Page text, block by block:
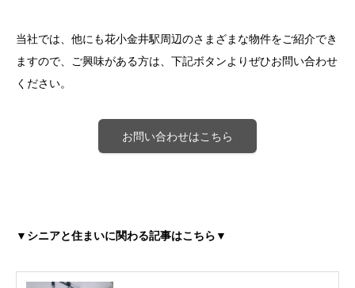
当社では、他にも花小金井駅周辺のさまざまな物件をご紹介でき
ますので、ご興味がある方は、下記ボタンよりぜひお問い合わせ
ください。
お問い合わせはこちら
▼シニアと住まいに関わる記事はこちら▼